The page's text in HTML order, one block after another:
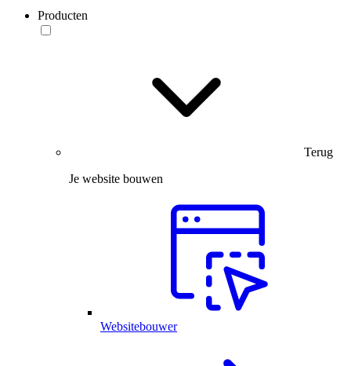
Producten
Terug
Je website bouwen
Websitebouwer